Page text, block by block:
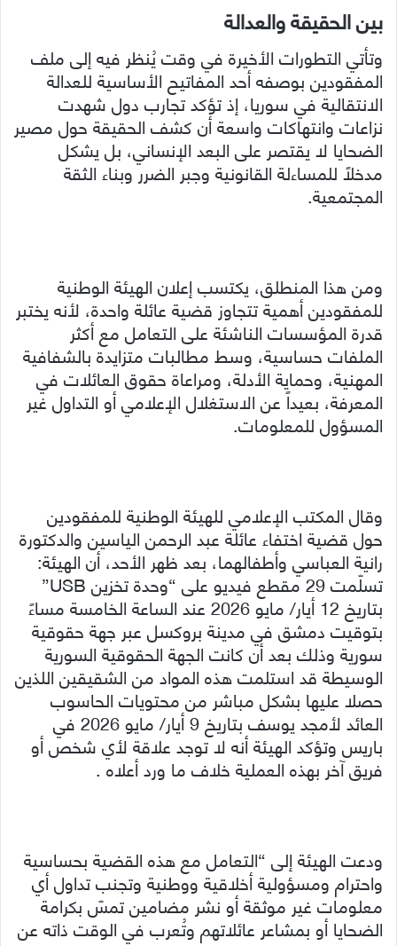
بين الحقيقة والعدالة
وتأتي التطورات الأخيرة في وقت يُنظر فيه إلى ملف
المفقودين بوصفه أحد المفاتيح الأساسية للعدالة
الانتقالية في سوريا، إذ تؤكد تجارب دول شهدت
نزاعات وانتهاكات واسعة أن كشف الحقيقة حول مصير
الضحايا لا يقتصر على البعد الإنساني، بل يشكل
مدخلاً للمساءلة القانونية وجبر الضرر وبناء الثقة
المجتمعية.
ومن هذا المنطلق، يكتسب إعلان الهيئة الوطنية
للمفقودين أهمية تتجاوز قضية عائلة واحدة، لأنه يختبر
قدرة المؤسسات الناشئة على التعامل مع أكثر
الملفات حساسية، وسط مطالبات متزايدة بالشفافية
المهنية، وحماية الأدلة، ومراعاة حقوق العائلات في
المعرفة، بعيداً عن الاستغلال الإعلامي أو التداول غير
المسؤول للمعلومات.
وقال المكتب الإعلامي للهيئة الوطنية للمفقودين
حول قضية اختفاء عائلة عبد الرحمن الياسين والدكتورة
رانية العباسي وأطفالهما، بعد ظهر الأحد، أن الهيئة:
تسلّمت 29 مقطع فيديو على “وحدة تخزين USB”
بتاريخ 12 أيار/ مايو 2026 عند الساعة الخامسة مساءً
بتوقيت دمشق في مدينة بروكسل عبر جهة حقوقية
سورية وذلك بعد أن كانت الجهة الحقوقية السورية
الوسيطة قد استلمت هذه المواد من الشقيقين اللذين
حصلا عليها بشكل مباشر من محتويات الحاسوب
العائد لأمجد يوسف بتاريخ 9 أيار/ مايو 2026 في
باريس وتؤكد الهيئة أنه لا توجد علاقة لأي شخص أو
فريق آخر بهذه العملية خلاف ما ورد أعلاه .
ودعت الهيئة إلى “التعامل مع هذه القضية بحساسية
واحترام ومسؤولية أخلاقية ووطنية وتجنب تداول أي
معلومات غير موثقة أو نشر مضامين تمسّ بكرامة
الضحايا أو بمشاعر عائلاتهم وتُعرب في الوقت ذاته عن